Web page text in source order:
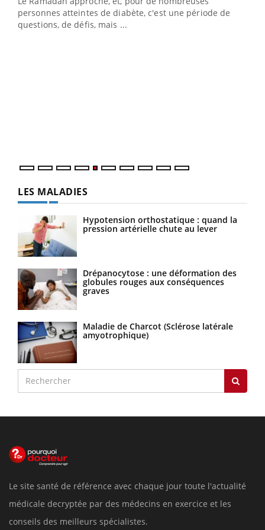
personnes atteintes de diabète, c'est une période de
questions, de défis, mais ...
Un établissement lié à un groupe mutualiste innove en
matière de bilan de santé : l'utilisation d'un « jumeau
LES MALADIES
Hypotension orthostatique : quand la
pression artérielle chute au lever
Drépanocytose : une déformation des
globules rouges aux conséquences
graves
Maladie de Charcot (Sclérose latérale
amyotrophique)
Le site santé de référence avec chaque jour toute l'actualité
médicale decryptée par des médecins en exercice et les
conseils des meilleurs spécialistes.